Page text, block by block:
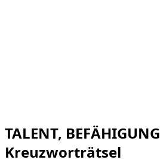
TALENT, BEFÄHIGUNG
Kreuzworträtsel